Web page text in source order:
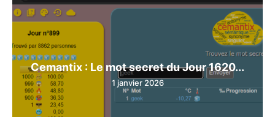
Cemantix : Le mot secret du Jour 1620...
1 janvier 2026